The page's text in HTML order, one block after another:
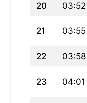
20 03:52
21 03:55
22 03:58
23 04:01